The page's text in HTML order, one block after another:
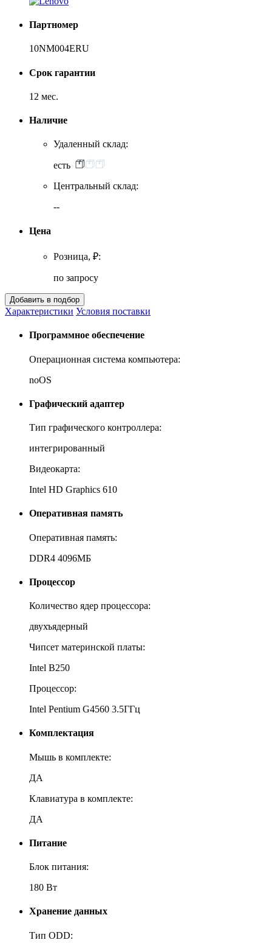
Партномер
10NM004ERU
Срок гарантии
12 мес.
Наличие
Удаленный склад:
есть
Центральный склад:
--
Цена
Розница, ₽:
по запросу
Характеристики Условия поставки
Программное обеспечение
Операционная система компьютера:
noOS
Графический адаптер
Тип графического контроллера:
интегрированный
Видеокарта:
Intel HD Graphics 610
Оперативная память
Оперативная память:
DDR4 4096МБ
Процессор
Количество ядер процессора:
двухъядерный
Чипсет материнской платы:
Intel B250
Процессор:
Intel Pentium G4560 3.5ГГц
Комплектация
Мышь в комплекте:
ДА
Клавиатура в комплекте:
ДА
Питание
Блок питания:
180 Вт
Хранение данных
Тип ODD: